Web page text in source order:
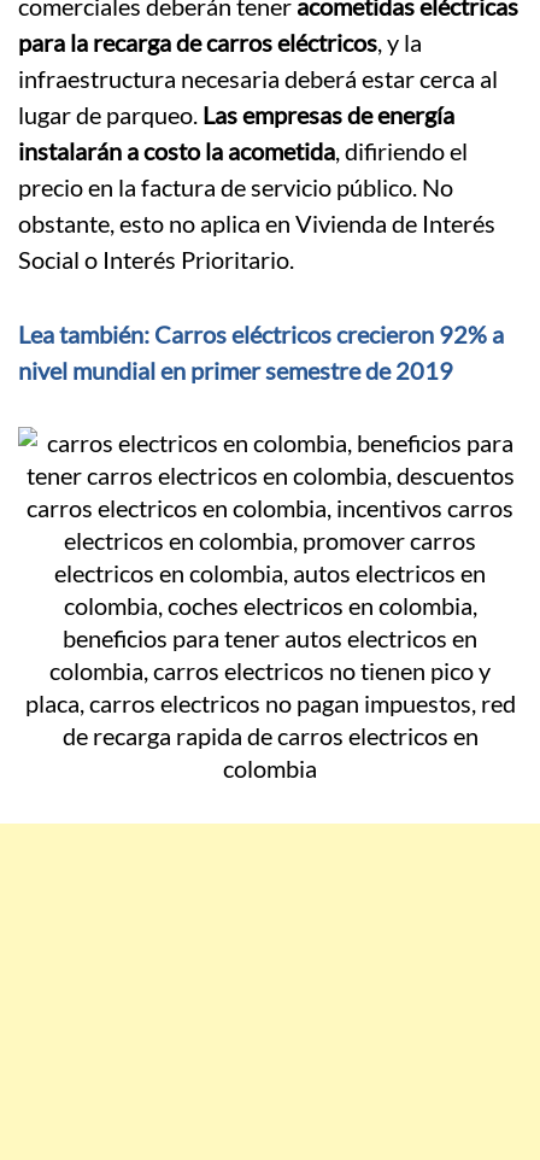
comerciales deberán tener acometidas eléctricas
para la recarga de carros eléctricos, y la
infraestructura necesaria deberá estar cerca al
lugar de parqueo. Las empresas de energía
instalarán a costo la acometida, difiriendo el
precio en la factura de servicio público. No
obstante, esto no aplica en Vivienda de Interés
Social o Interés Prioritario.
Lea también: Carros eléctricos crecieron 92% a
nivel mundial en primer semestre de 2019